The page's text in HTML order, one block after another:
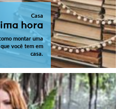
Casa
hora
montar uma
você tem em
casa.